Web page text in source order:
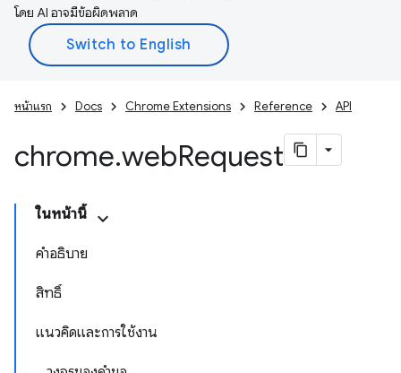
โดย AI อาจมีข้อผิดพลาด
หน้าแรก Docs Chrome Extensions Reference API
chrome.webRequest
ในหน้านี้
คำอธิบาย
สิทธิ์
แนวคิดและการใช้งาน